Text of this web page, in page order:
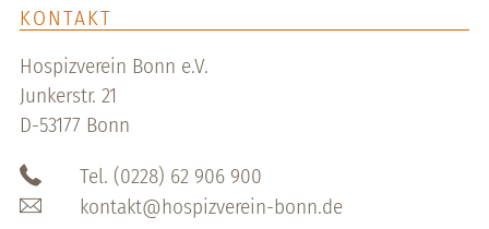
KONTAKT
Hospizverein Bonn e.V.
Junkerstr. 21
D-53177 Bonn
Tel. (0228) 62 906 900
kontakt@hospizverein-bonn.de